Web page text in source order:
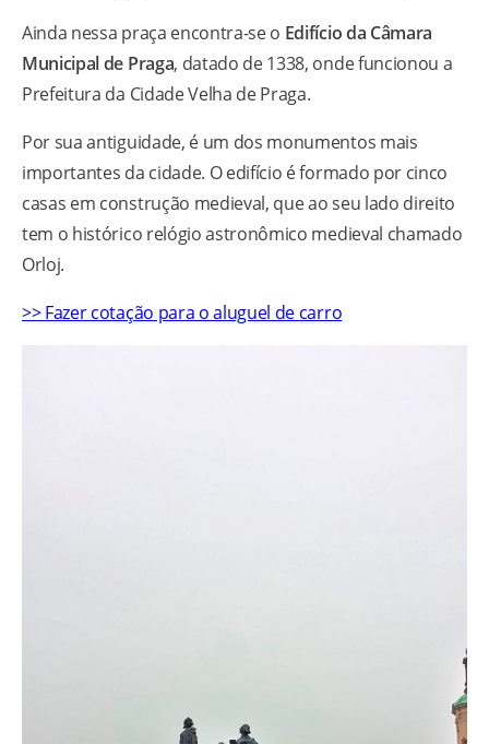
Ainda nessa praça encontra-se o Edifício da Câmara
Municipal de Praga, datado de 1338, onde funcionou a
Prefeitura da Cidade Velha de Praga.
Por sua antiguidade, é um dos monumentos mais
importantes da cidade. O edifício é formado por cinco
casas em construção medieval, que ao seu lado direito
tem o histórico relógio astronômico medieval chamado
Orloj.
>> Fazer cotação para o aluguel de carro